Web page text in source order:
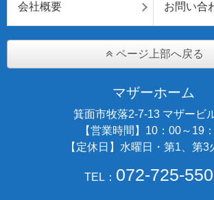
会社概要 お問い合
ページ上部へ戻る
マザーホーム
箕面市牧落2-7-13 マザービ
【営業時間】10：00～19
【定休日】水曜日・第1、第3
TEL： 072-725-